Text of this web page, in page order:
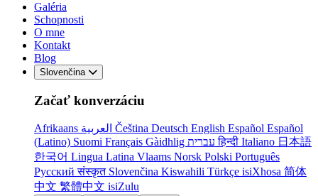
Galéria
Schopnosti
O mne
Kontakt
Blog
Slovenčina
Začať konverzáciu
Afrikaans Čeština Deutsch English Español Español
(Latino) Suomi Français Gàidhlig עבריתहिन्दी Italiano 日本語
한국어 Lingua Latina Vlaams Norsk Polski Português
Русскийसंस्कृत Slovenčina Kiswahili Türkçe isiXhosa 简体
中文 繁體中文 isiZulu